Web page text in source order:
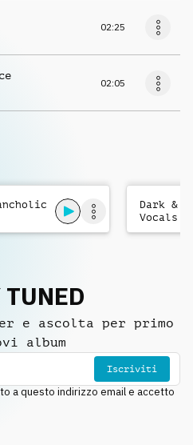
02:25
02:05
Dark &
Vocals 2
TUNED
e ascolta per primo
album
Iscriviti
a questo indirizzo email e accetto